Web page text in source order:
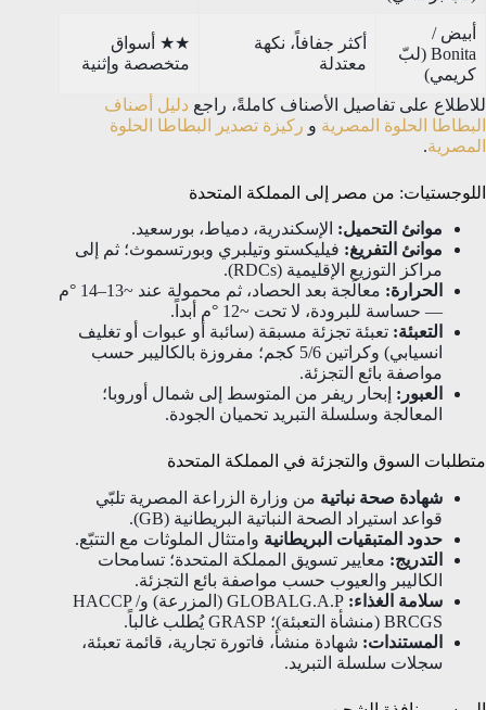
أبيض /
Bonita (لبّ
كريمي)
أكثر جفافاً، نكهة
معتدلة
★★ أسواق
متخصصة وإثنية
للاطلاع على تفاصيل الأصناف كاملةً، راجع دليل أصناف
البطاطا الحلوة المصرية و ركيزة تصدير البطاطا الحلوة
المصرية.
اللوجستيات: من مصر إلى المملكة المتحدة
موانئ التحميل: الإسكندرية، دمياط، بورسعيد.
موانئ التفريغ: فيليكستو وتيلبري وبورتسموث؛ ثم إلى
مراكز التوزيع الإقليمية (RDCs).
الحرارة:
معالَجة بعد الحصاد، ثم محمولة عند ~13–14 °م
— حساسة للبرودة، لا تحت ~12 °م أبداً.
التعبئة: تعبئة تجزئة مسبقة (سائبة أو عبوات أو تغليف
انسيابي) وكراتين 5/6 كجم؛ مفروزة بالكاليبر حسب
مواصفة بائع التجزئة.
العبور: إبحار ريفر من المتوسط إلى شمال أوروبا؛
المعالجة وسلسلة التبريد تحميان الجودة.
متطلبات السوق والتجزئة في المملكة المتحدة
شهادة صحة نباتية من وزارة الزراعة المصرية تلبّي
قواعد استيراد الصحة النباتية البريطانية (GB).
حدود المتبقيات البريطانية وامتثال الملوثات مع التتبّع.
التدريج: معايير تسويق المملكة المتحدة؛ تسامحات
الكاليبر والعيوب حسب مواصفة بائع التجزئة.
سلامة الغذاء:
GLOBALG.A.P (المزرعة) وHACCP /
BRCGS (منشأة التعبئة)؛ GRASP يُطلب غالباً.
المستندات: شهادة منشأ، فاتورة تجارية، قائمة تعبئة،
سجلات سلسلة التبريد.